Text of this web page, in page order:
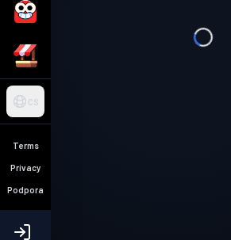
CS
Terms
Privacy
Podpora